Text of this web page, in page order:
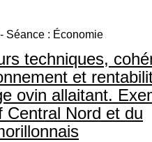
Séance : Économie
techniques,
et
ovin allaitant.
Central Nord et du